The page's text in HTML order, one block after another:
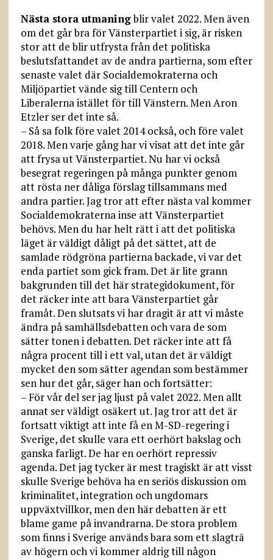
Nästa stora utmaningblir valet 2022. Men även
om det går bra för Vänsterpartiet i sig, är risken
stor att de blir utfrysta från det politiska
beslutsfattandet av de andra partierna, som efter
senaste valet där Socialdemokraterna och
Miljöpartiet vände sig till Centern och
Liberalerna istället för till Vänstern. Men Aron
Etzler ser det inte så.
– Så sa folk före valet 2014 också, och före valet
2018. Men varje gång har vi visat att det inte går
att frysa ut Vänsterpartiet. Nu har vi också
besegrat regeringen på många punkter genom
att rösta ner dåliga förslag tillsammans med
andra partier. Jag tror att efter nästa val kommer
Socialdemokraterna inse att Vänsterpartiet
behövs. Men du har helt rätt i att det politiska
läget är väldigt dåligt på det sättet, att de
samlade rödgröna partierna backade, vi var det
enda partiet som gick fram. Det är lite grann
bakgrunden till det här strategi­dokument, för
det räcker inte att bara Vänsterpartiet går
framåt. Den slutsats vi har dragit är att vi måste
ändra på samhällsdebatten och vara de som
sätter tonen i debatten. Det räcker inte att få
några procent till i ett val, utan det är väldigt
mycket den som sätter agendan som bestämmer
sen hur det går, säger han och fortsätter:
– För vår del ser jag ljust på valet 2022. Men allt
annat ser väldigt osäkert ut. Jag tror att det är
fortsatt viktigt att inte få en M-SD-regering i
Sverige, det skulle vara ett oerhört bakslag och
ganska farligt. De har en oerhört repressiv
agenda. Det jag tycker är mest tragiskt är att visst
skulle Sverige behöva ha en seriös diskussion om
kriminalitet, integration och ungdomars
uppväxtvillkor, men den här debatten är ett
blame game på invandrarna. De stora problem
som finns i Sverige används bara som ett slagträ
av högern och vi kommer aldrig till någon